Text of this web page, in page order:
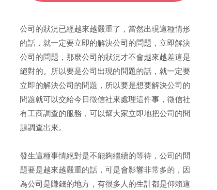
公司的狀況已經越來越嚴重了，當然出現這種情形
的話，就一定要立即的解決公司的問題，立即解決
公司的問題，那麼公司的狀況才不會越來越差這是
絕對的。所以要是公司出現的問題的話，就一定要
立即的解決公司的問題，所以要是想要解決公司的
問題就可以交給今日徵信社來處理這件事，徵信社
有工商調查的服務，可以幫大家立即地把公司的問
題調查出來。
發生這種事情絕對是不能夠繼續的等待，公司的問
題要是越來越嚴重的話，可是會影響非常多的，因
為公司是賺錢的地方，有很多人的生計都是仰賴這